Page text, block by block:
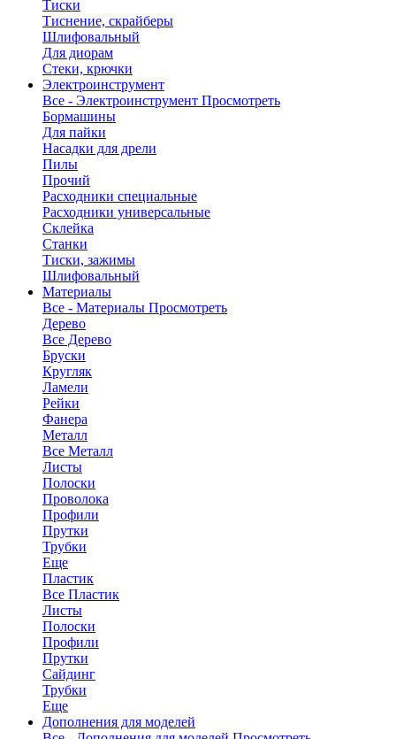
Тиски
Тиснение, скрайберы
Шлифовальный
Для диорам
Стеки, крючки
Электроинструмент
Все - Электроинструмент Просмотреть
Бормашины
Для пайки
Насадки для дрели
Пилы
Прочий
Расходники специальные
Расходники универсальные
Склейка
Станки
Тиски, зажимы
Шлифовальный
Материалы
Все - Материалы Просмотреть
Дерево
Все Дерево
Бруски
Кругляк
Ламели
Рейки
Фанера
Металл
Все Металл
Листы
Полоски
Проволока
Профили
Прутки
Трубки
Еще
Пластик
Все Пластик
Листы
Полоски
Профили
Прутки
Сайдинг
Трубки
Еще
Дополнения для моделей